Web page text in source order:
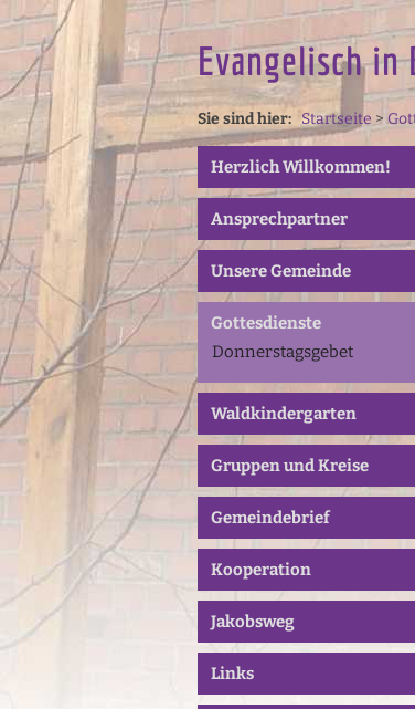
Evangelisch in
Sie sind hier:Startseite >
Herzlich Willkommen!
Ansprechpartner
Unsere Gemeinde
Gottesdienste
Donnerstagsgebet
Waldkindergarten
Gruppen und Kreise
Gemeindebrief
Kooperation
Jakobsweg
Links